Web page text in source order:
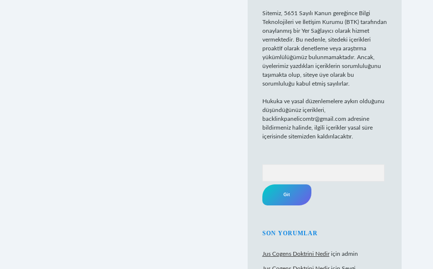
Sitemiz, 5651 Sayılı Kanun gereğince Bilgi
Teknolojileri ve İletişim Kurumu (BTK) tarafından
onaylanmış bir Yer Sağlayıcı olarak hizmet
vermektedir. Bu nedenle, sitedeki içerikleri
proaktif olarak denetleme veya araştırma
yükümlülüğümüz bulunmamaktadır. Ancak,
üyelerimiz yazdıkları içeriklerin sorumluluğunu
taşımakta olup, siteye üye olarak bu
sorumluluğu kabul etmiş sayılırlar.
Hukuka ve yasal düzenlemelere aykırı olduğunu
düşündüğünüz içerikleri,
backlinkpanelicomtr@gmail.com adresine
bildirmeniz halinde, ilgili içerikler yasal süre
içerisinde sitemizden kaldırılacaktır.
SON YORUMLAR
Jus Cogens Doktrini Nediriçin admin